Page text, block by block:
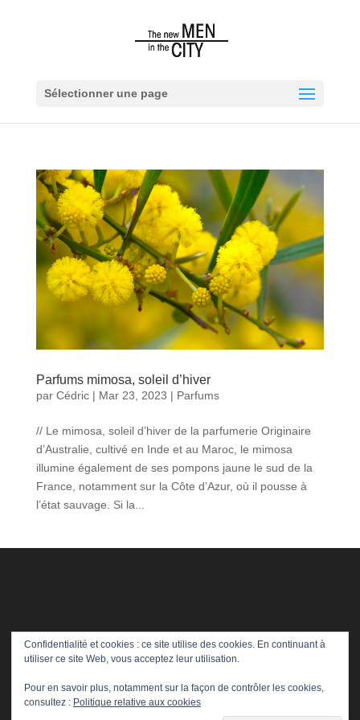
Sélectionner une page
Parfums mimosa, soleil d’hiver
par Cédric| Mar 23, 2023 | Parfums
// Le mimosa, soleil d’hiver de la parfumerie Originaire
d’Australie, cultivé en Inde et au Maroc, le mimosa
illumine également de ses pompons jaune le sud de la
France, notamment sur la Côte d’Azur, où il pousse à
l’état sauvage. Si la...
Confidentialité et cookies : ce site utilise des cookies. En continuant à
utiliser ce site Web, vous acceptez leur utilisation.
Pour en savoir plus, notamment sur la façon de contrôler les cookies,
consultez : Politique relative aux cookies